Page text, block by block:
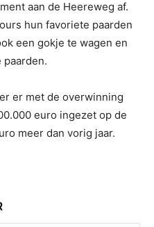
aan de Heereweg af.
hun favoriete paarden
een gokje te wagen en
er met de overwinning
euro ingezet op de
meer dan vorig jaar.